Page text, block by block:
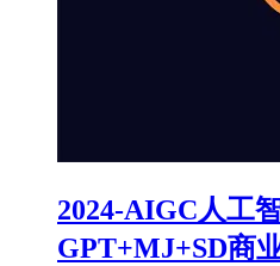
2024-AIGC人工
GPT+MJ+SD商